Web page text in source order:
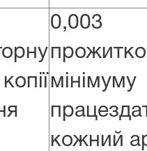
0,003
кожний